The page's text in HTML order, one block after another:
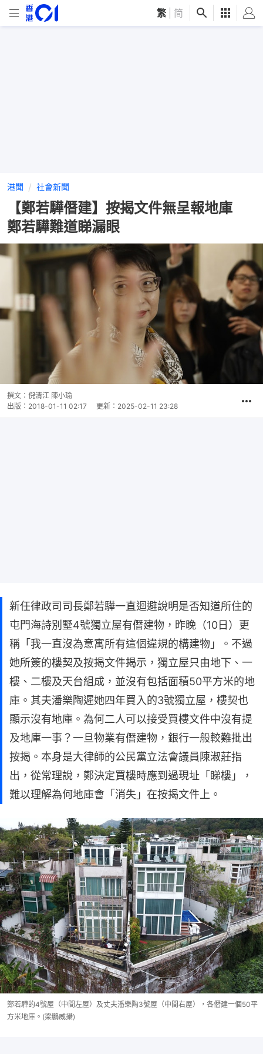
繁 简
港聞 社會新聞
【鄭若驊僭建】按揭文件無呈報地庫
鄭若驊難道睇漏眼
撰文： 倪清江 陳小瑜
出版： 2018-01-11 02:17 更新： 2025-02-11 23:28
新任律政司司長鄭若驊一直迴避說明是否知道所住的
屯門海詩別墅4號獨立屋有僭建物，昨晚（10日）更
稱「我一直沒為意寓所有這個違規的構建物」。不過
她所簽的樓契及按揭文件揭示，獨立屋只由地下、一
樓、二樓及天台組成，並沒有包括面積50平方米的地
庫。其夫潘樂陶遲她四年買入的3號獨立屋，樓契也
顯示沒有地庫。為何二人可以接受買樓文件中沒有提
及地庫一事？一旦物業有僭建物，銀行一般較難批出
按揭。本身是大律師的公民黨立法會議員陳淑莊指
出，從常理說，鄭決定買樓時應到過現址「睇樓」，
難以理解為何地庫會「消失」在按揭文件上。
鄭若驊的4號屋（中間左屋）及丈夫潘樂陶3號屋（中間右屋），各僭建一個50平
方米地庫。(梁鵬威攝)